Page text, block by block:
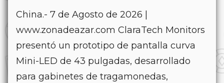
China.- 7 de Agosto de 2026 |
www.zonadeazar.com ClaraTech Monitors
presentó un prototipo de pantalla curva
Mini-LED de 43 pulgadas, desarrollado
para gabinetes de tragamonedas,